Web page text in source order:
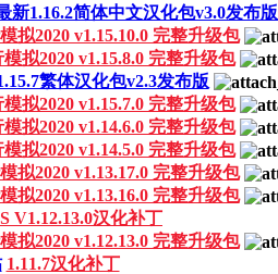
新1.16.2简体中文汉化包v3.0发布版
拟2020 v1.15.10.0 完整升级包
拟2020 v1.15.8.0 完整升级包
繁体汉化包v2.3发布版
拟2020 v1.15.7.0 完整升级包
拟2020 v1.14.6.0 完整升级包
拟2020 v1.14.5.0 完整升级包
拟2020 v1.13.17.0 完整升级包
拟2020 v1.13.16.0 完整升级包
V1.12.13.0汉化补丁
拟2020 v1.12.13.0 完整升级包
1.11.7汉化补丁